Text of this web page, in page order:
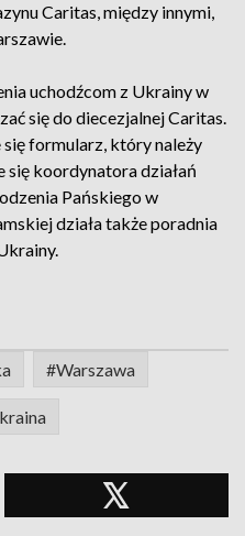
Caritas, między innymi,
uchodźcom z Ukrainy w
się do diecezjalnej Caritas.
formularz, który należy
się koordynatora działań
Pańskiego w
działa także poradnia
#Warszawa